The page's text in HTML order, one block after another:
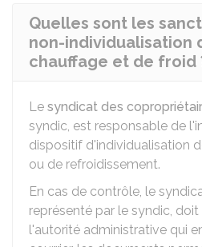
Quelles sont les
non-individualisation
chauffage et de froid
Le syndicat des
syndic, est responsable de
dispositif d'individualisation
ou de refroidissement.
En cas de contrôle, le
représenté par le syndic,
l'autorité administrative qui